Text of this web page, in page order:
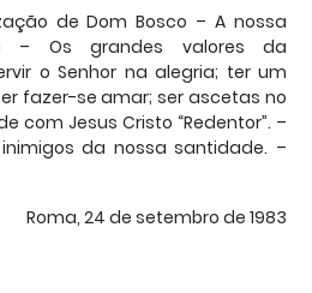
de Dom Bosco – A nossa
– Os grandes valores da
o Senhor na alegria; ter um
fazer-se amar; ser ascetas no
com Jesus Cristo “Redentor”. –
da nossa santidade. –
Roma, 24 de setembro de 1983